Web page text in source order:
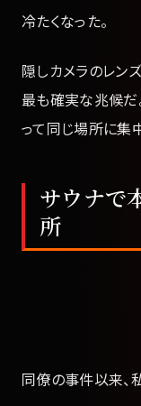
冷たくなった。
隠しカメラのレン
最も確実な兆候だ
って同じ場所に集
サウナで
所
同僚の事件以来、